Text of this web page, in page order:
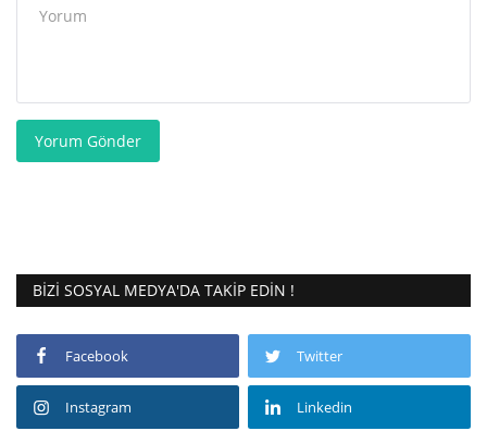
Yorum Gönder
BIZI SOSYAL MEDYA'DA TAKIP EDIN !
Facebook Twitter
Instagram Linkedin